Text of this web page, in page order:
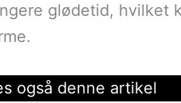
glødetid, hvilket
også denne artikel